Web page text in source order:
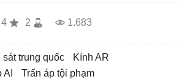
4 2 1.683
sát trung quốc
kính AR
trấn áp tội phạm